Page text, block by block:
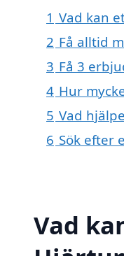
1 Vad kan
2 Få alltid
3 Få 3
4 Hur
5 Vad
6 Sök efter
Vad